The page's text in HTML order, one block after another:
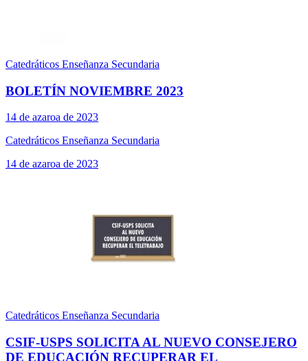
Catedráticos Enseñanza Secundaria
BOLETÍN NOVIEMBRE 2023
14 de azaroa de 2023
Catedráticos Enseñanza Secundaria
14 de azaroa de 2023
Catedráticos Enseñanza Secundaria
CSIF-USPS SOLICITA AL NUEVO CONSEJERO
DE EDUCACIÓN RECUPERAR EL